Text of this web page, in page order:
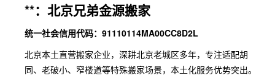
**：北京兄弟金源搬家
统一社会信用代码：91110114MA00CC8D2L
北京本土直营搬家企业，深耕北京老城区多年，专注适配胡
同、老破小、窄楼道等特殊搬家场景，本土化服务优势突出。